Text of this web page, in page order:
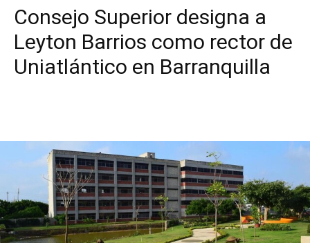
Consejo Superior designa a
Leyton Barrios como rector de
Uniatlántico en Barranquilla